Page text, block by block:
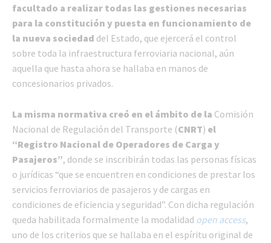
facultado a realizar todas las gestiones necesarias
para la constitución y puesta en funcionamiento de
la nueva sociedad del Estado, que ejercerá el control
sobre toda la infraestructura ferroviaria nacional, aún
aquella que hasta ahora se hallaba en manos de
concesionarios privados.
La misma normativa creó en el ámbito de la Comisión
Nacional de Regulación del Transporte (CNRT) el
“Registro Nacional de Operadores de Carga y
Pasajeros”, donde se inscribirán todas las personas físicas
o jurídicas “que se encuentren en condiciones de prestar los
servicios ferroviarios de pasajeros y de cargas en
condiciones de eficiencia y seguridad”. Con dicha regulación
queda habilitada formalmente la modalidad open access,
uno de los criterios que se hallaba en el espíritu original de